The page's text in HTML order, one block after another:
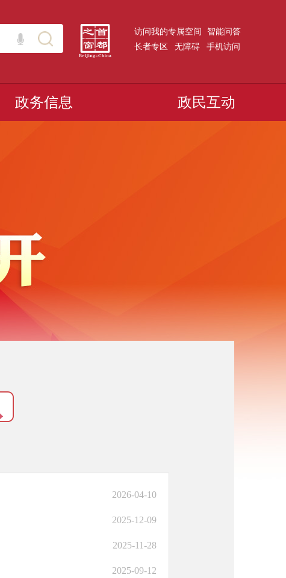
访问我的专属空间
智能问答
长者专区
无障碍 手机访问
政务信息 政民互动
2026-04-10
2025-12-09
2025-11-28
2025-09-12